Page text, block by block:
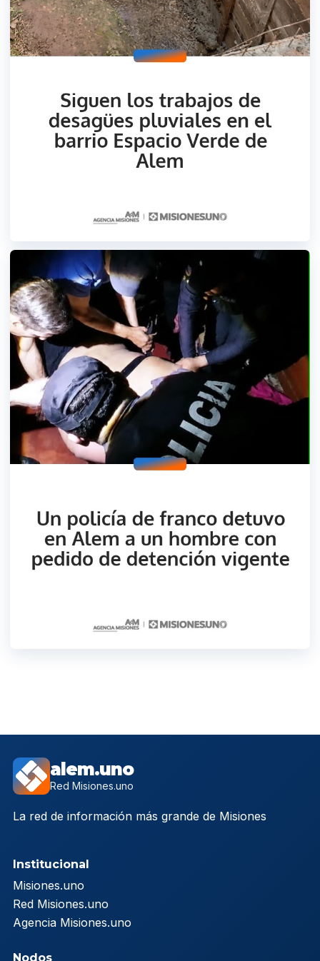
alem.uno
Red Misiones.uno
La red de información más grande de Misiones
Institucional
Misiones.uno
Red Misiones.uno
Agencia Misiones.uno
Nodos